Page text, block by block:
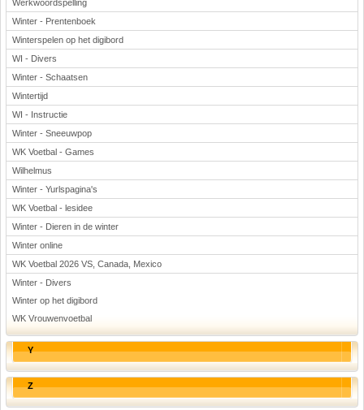
Werkwoordspelling
Winter - Prentenboek
Winterspelen op het digibord
WI - Divers
Winter - Schaatsen
Wintertijd
WI - Instructie
Winter - Sneeuwpop
WK Voetbal - Games
Wilhelmus
Winter - Yurlspagina's
WK Voetbal - lesidee
Winter - Dieren in de winter
Winter online
WK Voetbal 2026 VS, Canada, Mexico
Winter - Divers
Winter op het digibord
WK Vrouwenvoetbal
Y
Z